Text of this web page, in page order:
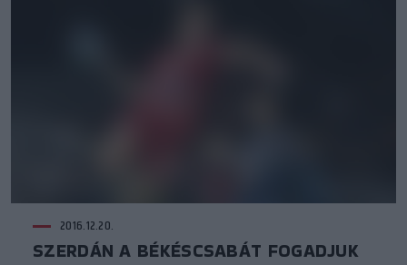
2016.12.20.
SZERDÁN A BÉKÉSCSABÁT FOGADJUK